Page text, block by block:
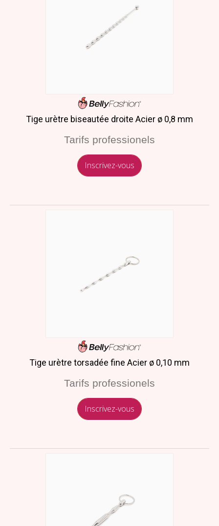
Tige urètre biseautée droite Acier ø 0,8 mm
Tarifs professionels
Inscrivez-vous
Tige urètre torsadée fine Acier ø 0,10 mm
Tarifs professionels
Inscrivez-vous